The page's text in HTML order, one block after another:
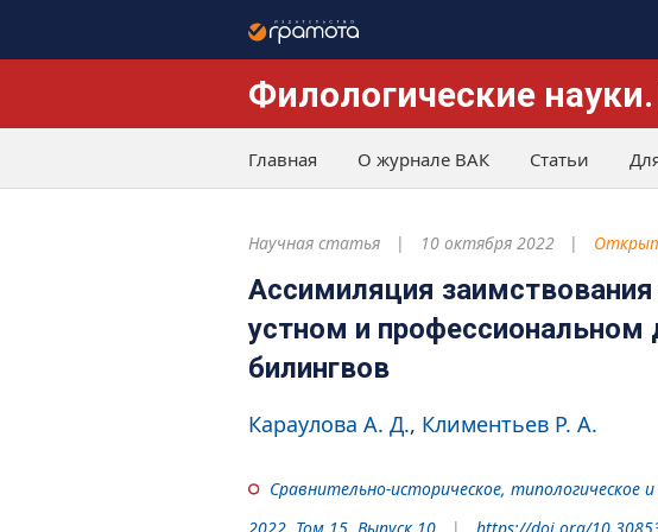
Филологические
Главная О журнале ВАК Статьи
Научная статья 10 октября 2022
Ассимиляция заимствования
устном и профессиональном
билингвов
Караулова А. Д. Климентьев Р. А.
Сравнительно-историческое, типологическое